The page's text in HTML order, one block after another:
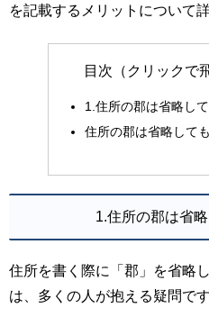
を記載するメリットについて
目次（クリックで
1.住所の郡は省略し
住所の郡は省略して
1.住所の郡は省
住所を書く際に「郡」を省略
は、多くの人が抱える疑問です